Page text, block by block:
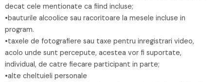
decat cele mentionate ca fiind incluse;
•bauturile alcoolice sau racoritoare la mesele incluse in
program.
•taxele de fotografiere sau taxe pentru inregistrari video,
acolo unde sunt percepute, acestea vor fi suportate,
individual, de catre fiecare participant in parte;
•alte cheltuieli personale